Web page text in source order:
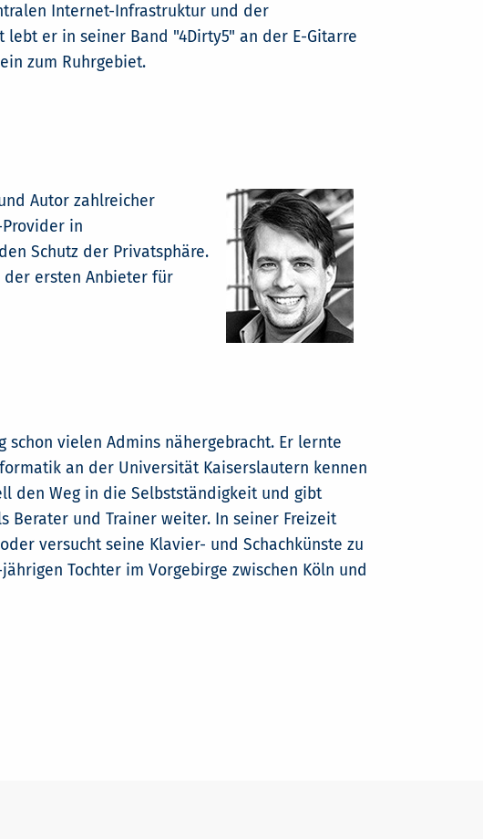
Internet-Infrastruktur und der
er in seiner Band "4Dirty5" an der E-Gitarre
zum Ruhrgebiet.
Autor zahlreicher
in
Schutz der Privatsphäre.
der ersten Anbieter für
schon vielen Admins nähergebracht. Er lernte
an der Universität Kaiserslautern kennen
den Weg in die Selbstständigkeit und gibt
Berater und Trainer weiter. In seiner Freizeit
versucht seine Klavier- und Schachkünste zu
Tochter im Vorgebirge zwischen Köln und